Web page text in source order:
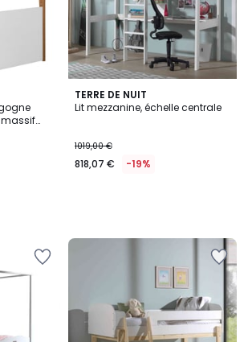
TERRE DE NUIT
Lit mezzanine, échelle centrale
1019,00 €
818,07 € -19%